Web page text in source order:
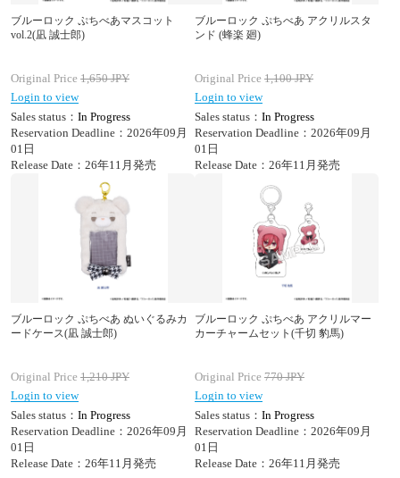
ブルーロック ぷちべあマスコット
vol.2(凪 誠士郎)
Original Price 1,650JPY
Login to view
Sales status： In Progress
Reservation Deadline：2026年09月
01日
Release Date：26年11月発売
ブルーロック ぷちべあ アクリルスタ
ンド (蜂楽 廻)
Original Price 1,100JPY
Login to view
Sales status： In Progress
Reservation Deadline：2026年09月
01日
Release Date：26年11月発売
ブルーロック ぷちべあ ぬいぐるみカ
ードケース(凪 誠士郎)
Original Price 1,210JPY
Login to view
Sales status： In Progress
Reservation Deadline：2026年09月
01日
Release Date：26年11月発売
ブルーロック ぷちべあ アクリルマー
カーチャームセット(千切 豹馬)
Original Price 770JPY
Login to view
Sales status： In Progress
Reservation Deadline：2026年09月
01日
Release Date：26年11月発売